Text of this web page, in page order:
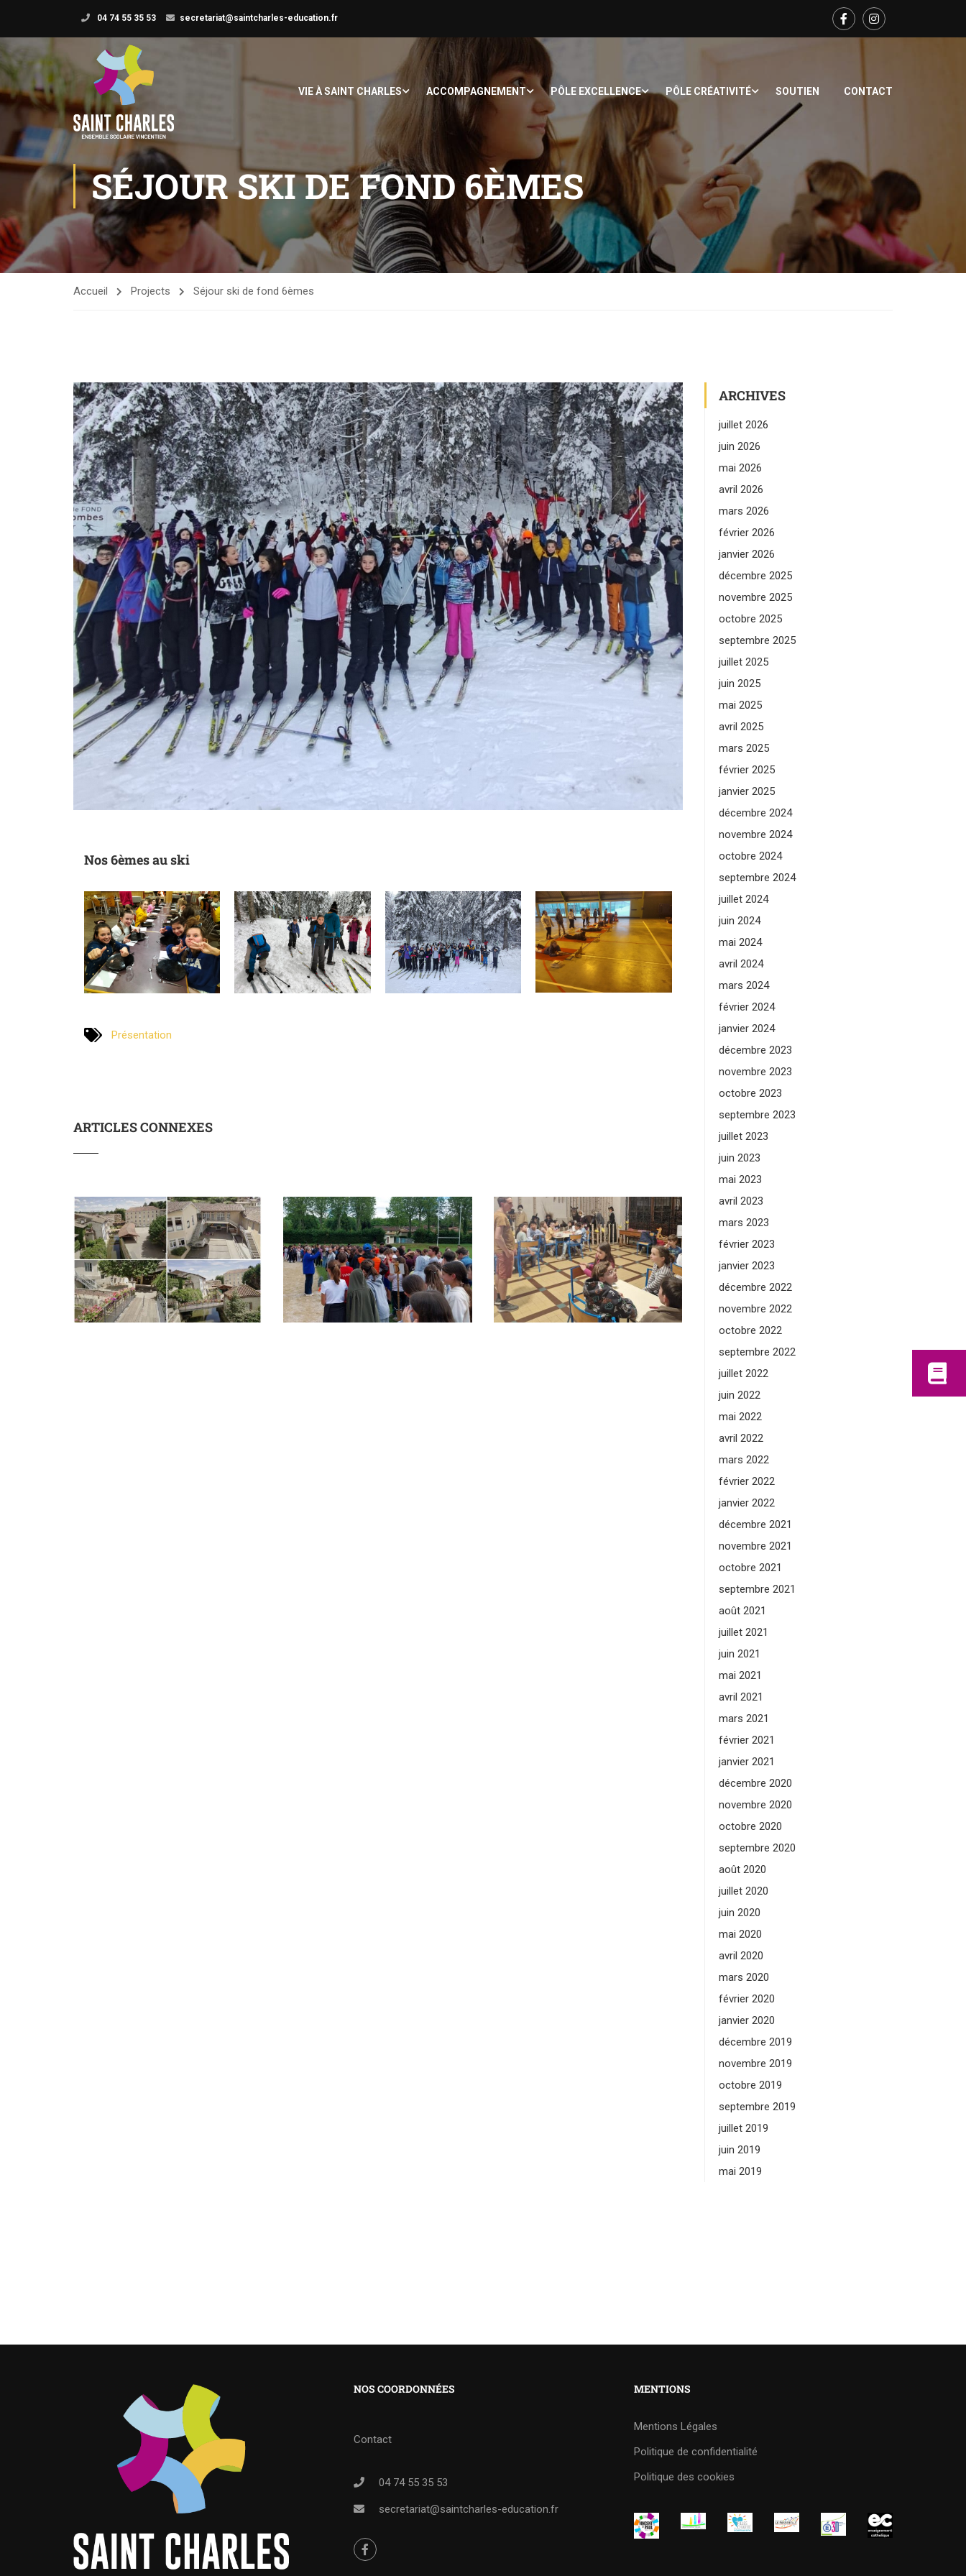
04 74 55 35 53 secretariat@saintcharles-education.fr
VIE À SAINT CHARLES ACCOMPAGNEMENT PÔLE EXCELLENCE PÔLE CRÉATIVITÉ SOUTIEN CONTACT
SÉJOUR SKI DE FOND 6ÈMES
Accueil Projects Séjour ski de fond 6èmes
Nos 6èmes au ski
Présentation
ARTICLES CONNEXES
ARCHIVES
juillet 2026
juin 2026
mai 2026
avril 2026
mars 2026
février 2026
janvier 2026
décembre 2025
novembre 2025
octobre 2025
septembre 2025
juillet 2025
juin 2025
mai 2025
avril 2025
mars 2025
février 2025
janvier 2025
décembre 2024
novembre 2024
octobre 2024
septembre 2024
juillet 2024
juin 2024
mai 2024
avril 2024
mars 2024
février 2024
janvier 2024
décembre 2023
novembre 2023
octobre 2023
septembre 2023
juillet 2023
juin 2023
mai 2023
avril 2023
mars 2023
février 2023
janvier 2023
décembre 2022
novembre 2022
octobre 2022
septembre 2022
juillet 2022
juin 2022
mai 2022
avril 2022
mars 2022
février 2022
janvier 2022
décembre 2021
novembre 2021
octobre 2021
septembre 2021
août 2021
juillet 2021
juin 2021
mai 2021
avril 2021
mars 2021
février 2021
janvier 2021
décembre 2020
novembre 2020
octobre 2020
septembre 2020
août 2020
juillet 2020
juin 2020
mai 2020
avril 2020
mars 2020
février 2020
janvier 2020
décembre 2019
novembre 2019
octobre 2019
septembre 2019
juillet 2019
juin 2019
mai 2019
NOS COORDONNÉES
Contact
04 74 55 35 53
secretariat@saintcharles-education.fr
MENTIONS
Mentions Légales
Politique de confidentialité
Politique des cookies